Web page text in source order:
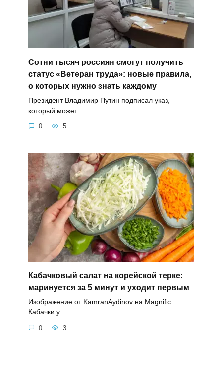
Сотни тысяч россиян смогут получить
статус «Ветеран труда»: новые правила,
о которых нужно знать каждому
Президент Владимир Путин подписал указ,
который может
0 5
Кабачковый салат на корейской терке:
маринуется за 5 минут и уходит первым
Изображение от KamranAydinov на Magnific
Кабачки у
0 3